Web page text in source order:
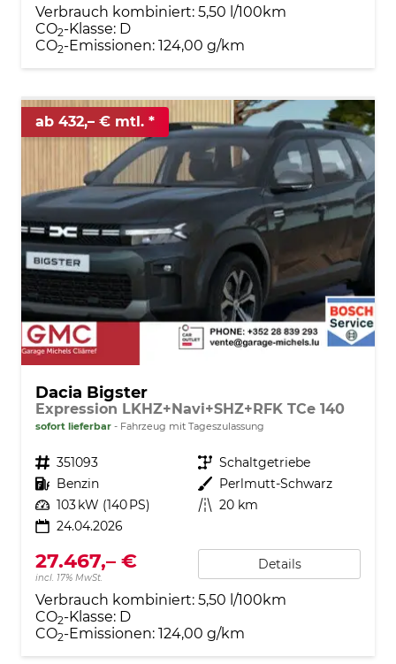
Verbrauch kombiniert: 5,50 l/100km
CO2-Klasse: D
CO2-Emissionen: 124,00 g/km
ab 432,– € mtl.
Dacia Bigster
Expression LKHZ+Navi+SHZ+RFK TCe 140
sofort lieferbar Fahrzeug mit Tageszulassung
Fahrzeugnr. 351093 Getriebe Schaltgetriebe
Kraftstoff Benzin Außenfarbe Perlmutt-Schwarz
Leistung 103 kW (140 PS) Kilometerstand 20 km
24.04.2026
27.467,– €
incl. 17% MwSt.
Details
Verbrauch kombiniert: 5,50 l/100km
CO2-Klasse: D
CO2-Emissionen: 124,00 g/km